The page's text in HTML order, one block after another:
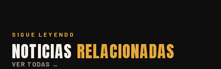
SIGUE LEYENDO
NOTICIAS RELACIONADAS
VER TODAS →